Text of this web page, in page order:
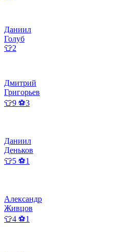
Даниил
Голуб
👕2
Дмитрий
Григорьев
👕9 ⚽3
Даниил
Деньков
👕5 ⚽1
Александр
Живцов
👕4 ⚽1